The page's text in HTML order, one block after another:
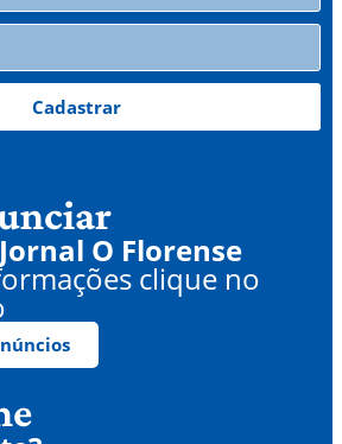
Cadastrar
O Florense
clique no